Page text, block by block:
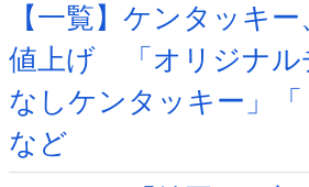
【一覧】ケンタッキ
値上げ 「オリジナル
なしケンタッキー」「
など